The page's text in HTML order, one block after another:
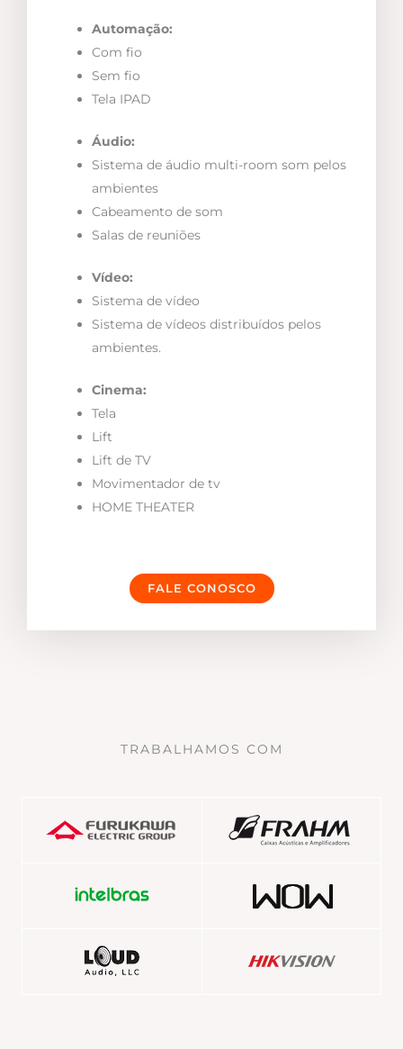
Automação:
Com fio
Sem fio
Tela IPAD
Áudio:
Sistema de áudio multi-room som pelos
ambientes
Cabeamento de som
Salas de reuniões
Vídeo:
Sistema de vídeo
Sistema de vídeos distribuídos pelos
ambientes.
Cinema:
Tela
Lift
Lift de TV
Movimentador de tv
HOME THEATER
FALE CONOSCO
TRABALHAMOS COM